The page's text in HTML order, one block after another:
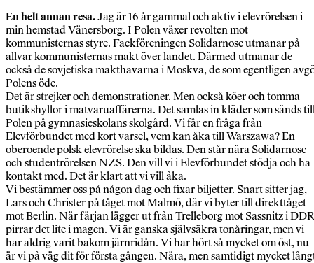
En helt annan resa.Jag är 16 år gammal och aktiv i elevrörelsen i
min hemstad Vänersborg. I Polen växer revolten mot
kommunisternas styre. Fackföreningen Solidarnosc utmanar på
allvar kommunisternas makt över landet. Därmed utmanar de
också de sovjetiska makthavarna i Moskva, de som egentligen
Polens öde.
Det är strejker och demonstrationer. Men också köer och tomma
butikshyllor i matvaruaffärerna. Det samlas in kläder som sänds
Polen på gymnasieskolans skolgård. Vi får en fråga från
Elevförbundet med kort varsel, vem kan åka till Warszawa? En
oberoende polsk elevrörelse ska bildas. Den står nära Solidarnosc
och studentrörelsen NZS. Den vill vi i Elevförbundet stödja och ha
kontakt med. Det är klart att vi vill åka.
Vi bestämmer oss på någon dag och fixar biljetter. Snart sitter jag,
Lars och Christer på tåget mot Malmö, där vi byter till direkttåget
mot Berlin. När färjan lägger ut från Trelleborg mot Sassnitz i DDR
pirrar det lite i magen. Vi är ganska självsäkra tonåringar, men vi
har aldrig varit bakom järnridån. Vi har hört så mycket om öst, nu
är vi på väg dit för första gången. Nära, men samtidigt mycket